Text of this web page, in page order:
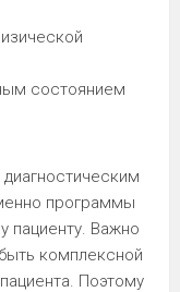
состоянием
программы
пациенту. Важно
комплексной
Поэтому